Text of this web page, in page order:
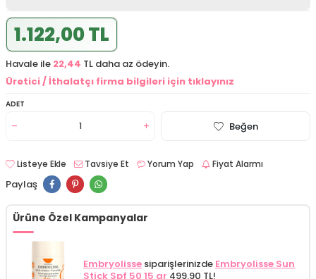
1.122,00 TL
Havale ile 22,44 TL daha az ödeyin.
Üretici / İthalatçı firma bilgileri için tıklayınız
ADET
Beğen
Listeye Ekle Tavsiye Et Yorum Yap Fiyat Alarmı
Paylaş
Ürüne Özel Kampanyalar
Embryolisse siparişlerinizde Embryolisse Sun
Stick Spf 50 15 gr 499.90 TL!